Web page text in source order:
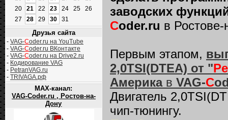
20
21 22 23 24 25
26
27
28 29 30 31
Друзья сайта
- VAG-Coder.ru на YouTube
- VAG-Coder.ru ВКонтакте
- VAG-Coder.ru на Drive2.ru
- Кодирование VAG
- PetranVAG.ru
- TRIVAGA.рф
MAX-канал:
VAG-Coder.ru , Ростов-на-
Дону
заводских
Coder.ru в Ростове-
Первым этапом,
2,0TSI(DTEA) от "
Америкав VAG-C
Двигатель
чип-тюнингу.